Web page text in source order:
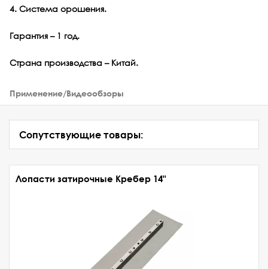
4. Система орошения.
Гарантия – 1 год.
Страна производства – Китай.
Применение/Видеообзоры
Сопутствующие товары:
Лопасти затирочные Кребер 14"